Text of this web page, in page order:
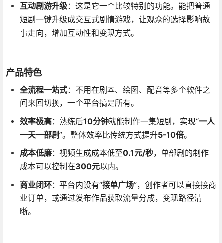
互动剧游升级：这是它一个比较特别的功能。能把普通
短剧一键升级成交互式剧情游戏，让观众的选择影响故
事走向，增加互动性和变现方式。
产品特色
全流程一站式：不用在剧本、绘图、配音等多个软件之
间来回切换，一个平台搞定所有。
效率极高：熟练后10分钟就能制作一集短剧，实现“一人
一天一部剧”。整体效率比传统方式提升5-10倍。
成本低廉：视频生成成本低至0.1元/秒，单部剧的制作
成本可以控制在300元以内。
商业闭环：平台内设有“接单广场”，创作者可以直接接商
业订单，或通过发布作品获取流量分成，变现路径清
晰。